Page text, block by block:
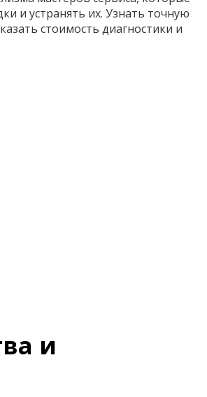
и устранять их. Узнать точную
стоимость диагностики и
и